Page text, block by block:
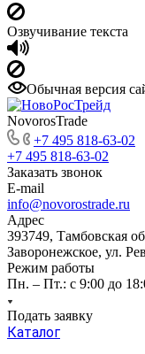
Озвучивание текста
Обычная версия
NovorosTrade
+7 495 818-63-02
+7 495 818-63-02
Заказать звонок
E-mail
info@novorostrade.ru
Адрес
393749, Тамбовская
Заворонежское, ул.
Режим работы
Пн. – Пт.: с 9:00 до
Подать заявку
Каталог